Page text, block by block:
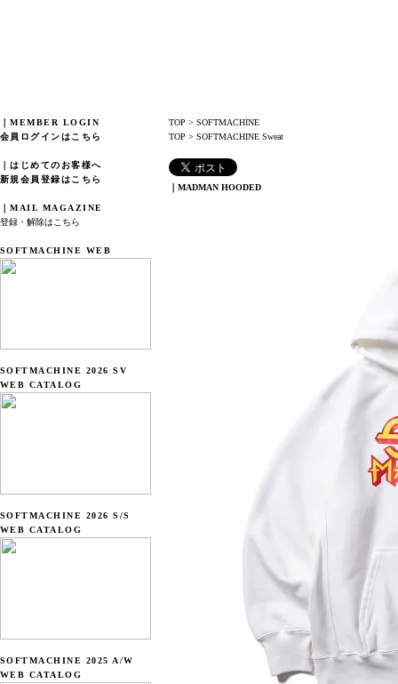
｜MEMBER LOGIN
会員ログインはこちら
｜はじめてのお客様へ
新規会員登録はこちら
｜MAIL MAGAZINE
登録・解除はこちら
SOFTMACHINE WEB
SOFTMACHINE 2026 SV
WEB CATALOG
SOFTMACHINE 2026 S/S
WEB CATALOG
SOFTMACHINE 2025 A/W
WEB CATALOG
TOP > SOFTMACHINE
TOP > SOFTMACHINE Sweat
｜MADMAN HOODED